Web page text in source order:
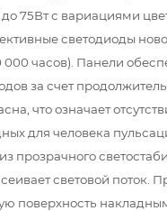
75Вт с вариациями
светодиоды
часов). Панели
за счет
что означает
для человека
прозрачного
световой поток.
поверхность